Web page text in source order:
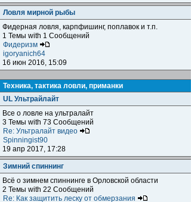
Ловля мирной рыбы
Фидерная ловля, карпфишинг, поплавок и т.п.
1 Темы with 1 Сообщений
Фидеризм
igoryanich64
16 июн 2016, 15:09
Техника, тактика ловли, приманки
UL Ультрайлайт
Все о ловле на ультралайт
3 Темы with 73 Сообщений
Re: Ультралайт видео
Spinningist90
19 апр 2017, 17:28
Зимний спиннинг
Всё о зимнем спиннинге в Орловской области
2 Темы with 22 Сообщений
Re: Как защитить леску от обмерзания